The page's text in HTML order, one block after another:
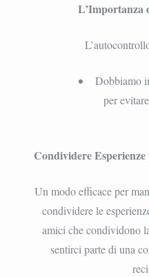
L’Importanza
Dobbiamo
per
Condividere
Un modo efficace per
condividere le
amici che condividono
sentirci parte di una